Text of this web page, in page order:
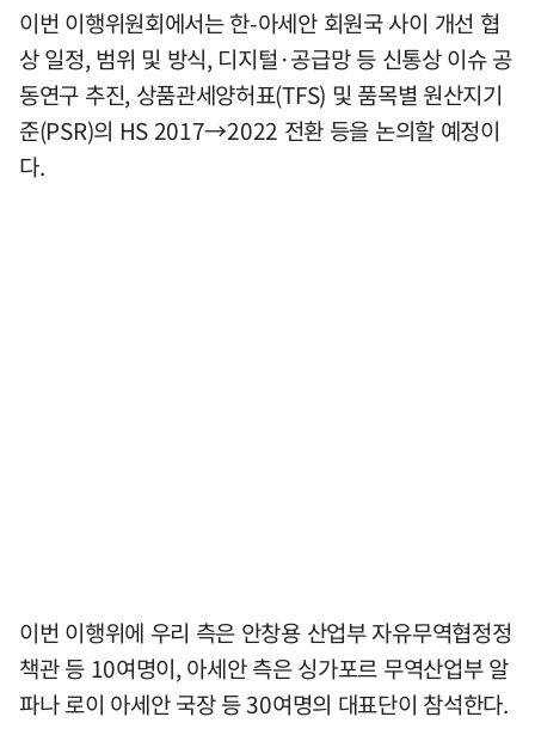
이번 이행위원회에서는 한-아세안 회원국 사이 개선 협
상 일정, 범위 및 방식, 디지털·공급망 등 신통상 이슈 공
동연구 추진, 상품관세양허표(TFS) 및 품목별 원산지기
준(PSR)의 HS 2017→2022 전환 등을 논의할 예정이
다.
이번 이행위에 우리 측은 안창용 산업부 자유무역협정정
책관 등 10여명이, 아세안 측은 싱가포르 무역산업부 알
파나 로이 아세안 국장 등 30여명의 대표단이 참석한다.